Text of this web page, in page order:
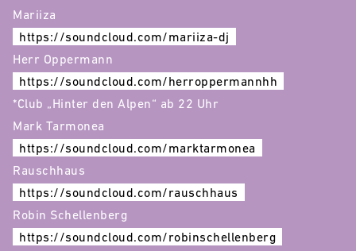
Mariiza
https://soundcloud.com/mariiza-dj
Herr Oppermann
https://soundcloud.com/herroppermannhh
*Club „Hinter den Alpen“ ab 22 Uhr
Mark Tarmonea
https://soundcloud.com/marktarmonea
Rauschhaus
https://soundcloud.com/rauschhaus
Robin Schellenberg
https://soundcloud.com/robinschellenberg